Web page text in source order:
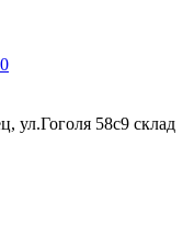
ул.Гоголя 58с9 склад